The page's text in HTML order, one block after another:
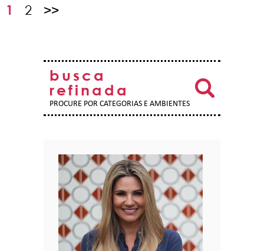
1 2 >>
busca
refinada
PROCURE POR CATEGORIAS E AMBIENTES